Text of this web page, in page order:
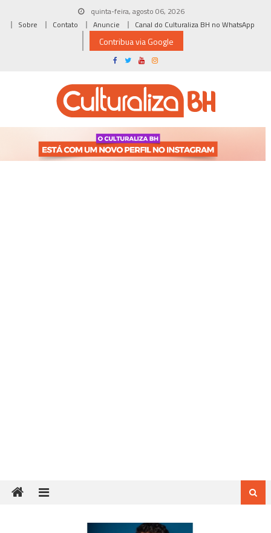
quinta-feira, agosto 06, 2026
Sobre
Contato Anuncie Canal do Culturaliza BH no WhatsApp
Contribua via Google